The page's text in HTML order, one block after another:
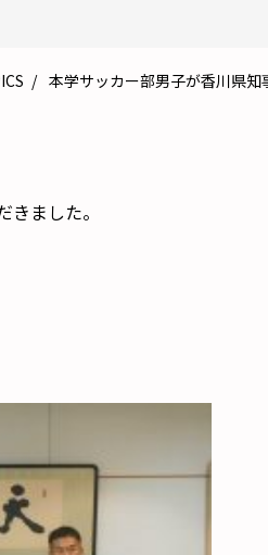
本学サッカー部男子が香川県知
ました。